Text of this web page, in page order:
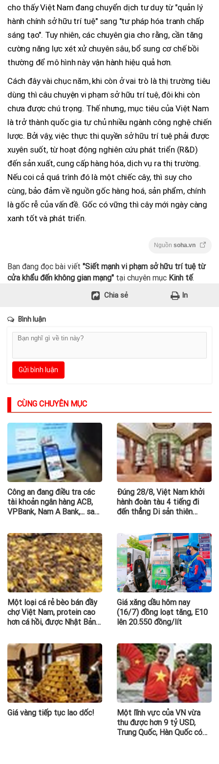
cho thấy Việt Nam đang chuyển dịch tư duy từ "quản lý
hành chính sở hữu trí tuệ" sang "tư pháp hóa tranh chấp
sáng tạo". Tuy nhiên, các chuyên gia cho rằng, cần tăng
cường năng lực xét xử chuyên sâu, bổ sung cơ chế bồi
thường để mô hình này vận hành hiệu quả hơn.
Cách đây vài chục năm, khi còn ở vai trò là thị trường tiêu
dùng thì câu chuyện vi phạm sở hữu trí tuệ, đôi khi còn
chưa được chú trọng. Thế nhưng, mục tiêu của Việt Nam
là trở thành quốc gia tự chủ nhiều ngành công nghệ chiến
lược. Bởi vậy, việc thực thi quyền sở hữu trí tuệ phải được
xuyên suốt, từ hoạt động nghiên cứu phát triển (R&D)
đến sản xuất, cung cấp hàng hóa, dịch vụ ra thị trường.
Nếu coi cả quá trình đó là một chiếc cây, thì suy cho
cùng, bảo đảm về nguồn gốc hàng hoá, sản phẩm, chính
là gốc rễ của vấn đề. Gốc có vững thì cây mới ngày càng
xanh tốt và phát triển.
Nguồn soha.vn
Bạn đang đọc bài viết "Siết mạnh vi phạm sở hữu trí tuệ từ
cửa khẩu đến không gian mạng" tại chuyên mục Kinh tế.
Chia sẻ In
Bình luận
Gửi bình luận
CÙNG CHUYÊN MỤC
Công an đang điều tra các
tài khoản ngân hàng ACB,
VPBank, Nam A Bank,... sau
giao dịch, chuyển tiền vào
khẩn trương trình báo
Đúng 28/8, Việt Nam khởi
hành đoàn tàu 4 tiếng đi
đến thẳng Di sản thiên
sang xịn như khách sạn, chỉ
có 8 toa
Một loại cá rẻ bèo bán đầy
chợ Việt Nam, protein cao
hơn cá hồi, được Nhật Bản
Giá xăng dầu hôm nay
(16/7) đồng loạt tăng, E10
lên 20.550 đồng/lít
Giá vàng tiếp tục lao dốc!
Một lĩnh vực của VN vừa
thu được hơn 9 tỷ USD,
Trung Quốc, Hàn Quốc có